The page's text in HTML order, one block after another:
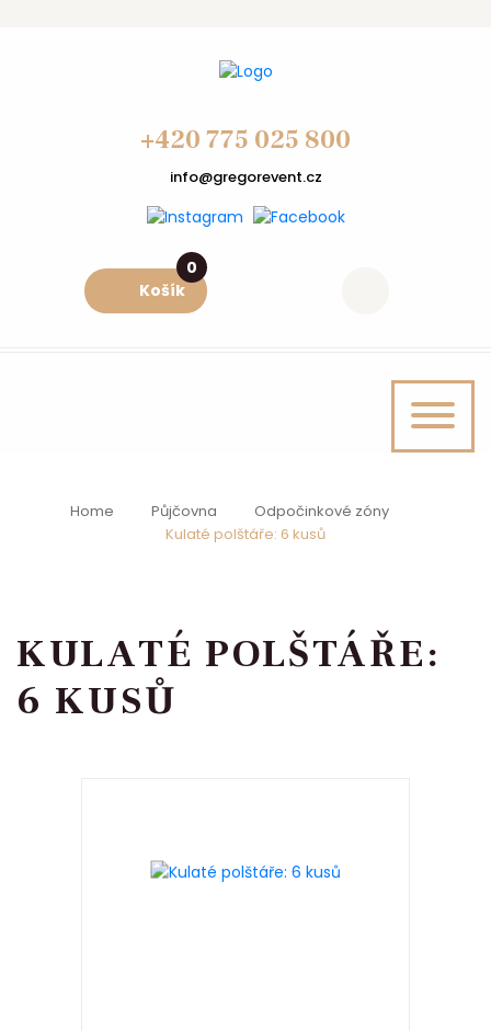
+420 775 025 800
info@gregorevent.cz
Košík
0
Home Půjčovna
Odpočinkové zóny
Kulaté polštáře: 6 kusů
KULATÉ POLŠTÁŘE:
6 KUSŮ